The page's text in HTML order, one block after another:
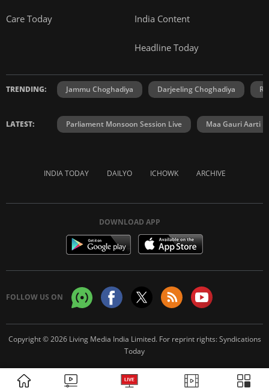
Care Today India Content
Headline Today
TRENDING: Jammu Choghadiya Darjeeling Choghadiya
LATEST: Parliament Monsoon Session Live Maa Gauri Aarti
INDIA TODAY DAILYO ICHOWK ARCHIVE
DOWNLOAD APP
FOLLOW US ON
Copyright © 2026 Living Media India Limited. For reprint rights:Syndications
Today
ADVERTISEMENT